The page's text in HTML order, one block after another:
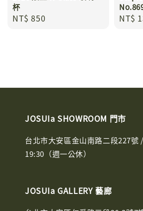
杯
Regular
NT$ 850 NT$
JOSUIa SHOWROOM 門市
台北市大安區金山南路二段227號
19:30（週一公休）
JOSUIa GALLERY 藝廊